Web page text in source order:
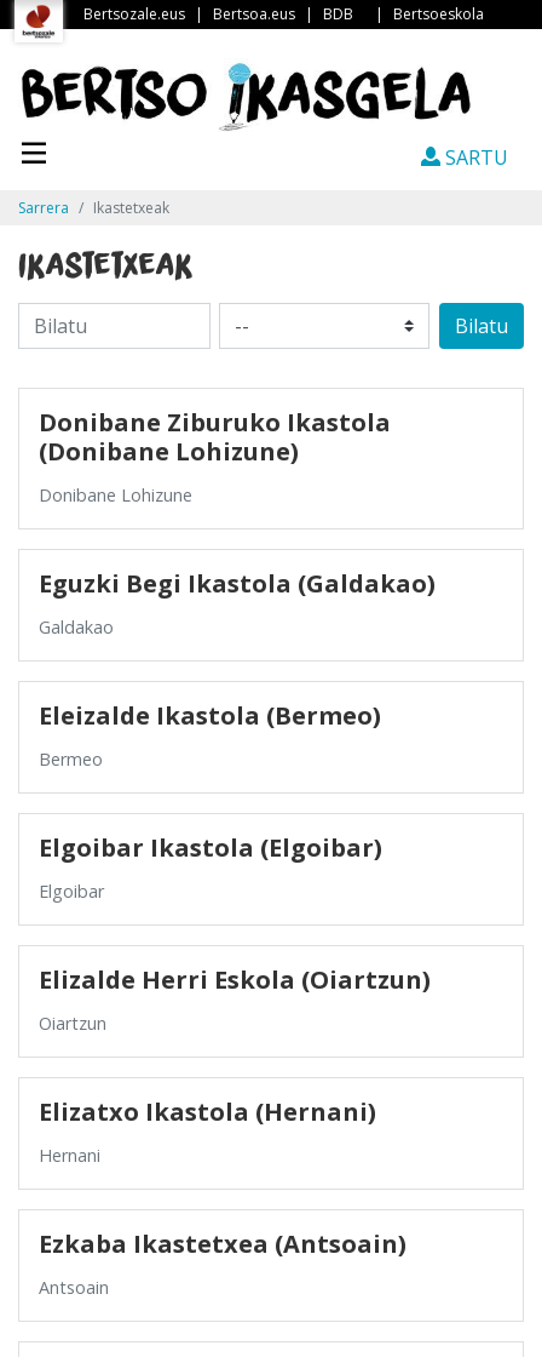
Bertsozale.eus | Bertsoa.eus | BDB | Bertsoeskola
SARTU
Sarrera Ikastetxeak
Ikastetxeak
Bilatu
Donibane Ziburuko Ikastola
(Donibane Lohizune)
Donibane Lohizune
Eguzki Begi Ikastola (Galdakao)
Galdakao
Eleizalde Ikastola (Bermeo)
Bermeo
Elgoibar Ikastola (Elgoibar)
Elgoibar
Elizalde Herri Eskola (Oiartzun)
Oiartzun
Elizatxo Ikastola (Hernani)
Hernani
Ezkaba Ikastetxea (Antsoain)
Antsoain